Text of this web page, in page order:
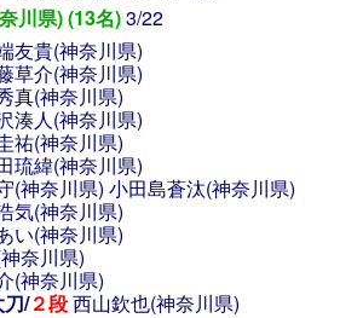
川県) (13名)3/22
友貴(神奈川県)
草介(神奈川県)
真(神奈川県)
湊人(神奈川県)
祐(神奈川県)
琉緯(神奈川県)
(神奈川県) 小田島蒼汰(神奈川県)
気(神奈川県)
い(神奈川県)
奈川県)
(神奈川県)
/２段西山欽也(神奈川県)